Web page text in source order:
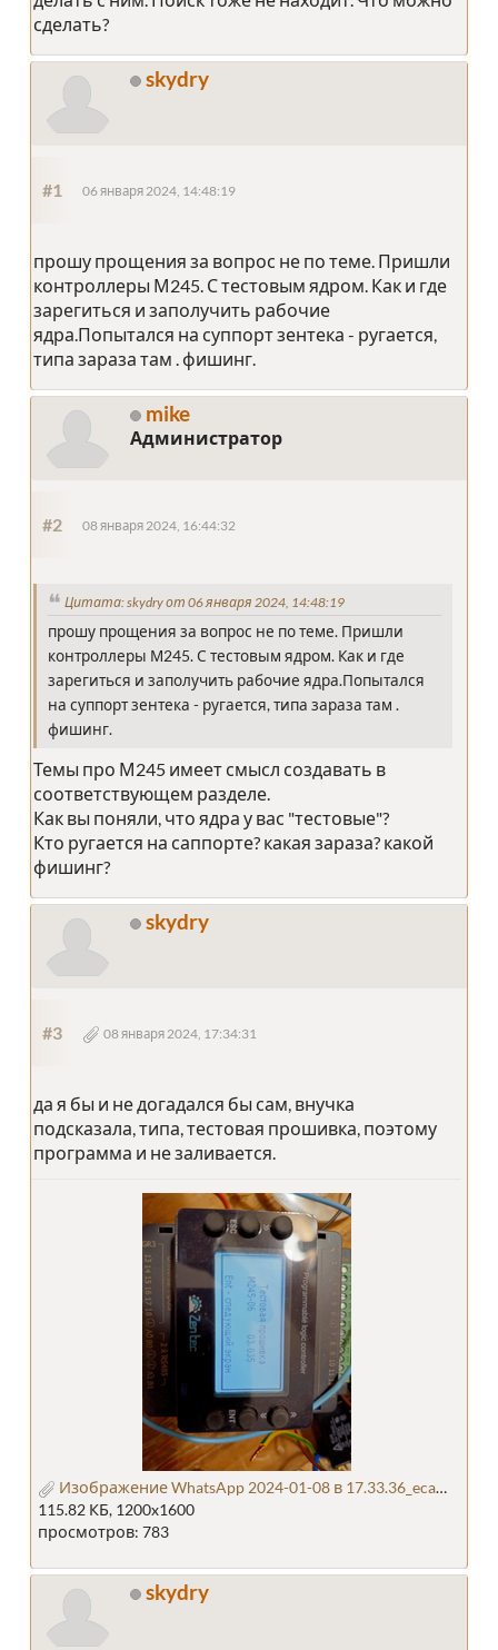
сделать?
skydry
#1 06 января 2024, 14:48:19
прошу прощения за вопрос не по теме. Пришли
контроллеры М245. С тестовым ядром. Как и где
зарегиться и заполучить рабочие
ядра.Попытался на суппорт зентека - ругается,
типа зараза там . фишинг.
mike
Администратор
#2 08 января 2024, 16:44:32
Цитата: skydry от 06 января 2024, 14:48:19
прошу прощения за вопрос не по теме. Пришли
контроллеры М245. С тестовым ядром. Как и где
зарегиться и заполучить рабочие ядра.Попытался
на суппорт зентека - ругается, типа зараза там .
фишинг.
Темы про М245 имеет смысл создавать в
соответствующем разделе.
Как вы поняли, что ядра у вас "тестовые"?
Кто ругается на саппорте? какая зараза? какой
фишинг?
skydry
#3 08 января 2024, 17:34:31
да я бы и не догадался бы сам, внучка
подсказала, типа, тестовая прошивка, поэтому
программа и не заливается.
Изображение WhatsApp 2024-01-08 в 17.33.36_eca92705.jpg
115.82 КБ, 1200x1600
просмотров: 783
skydry